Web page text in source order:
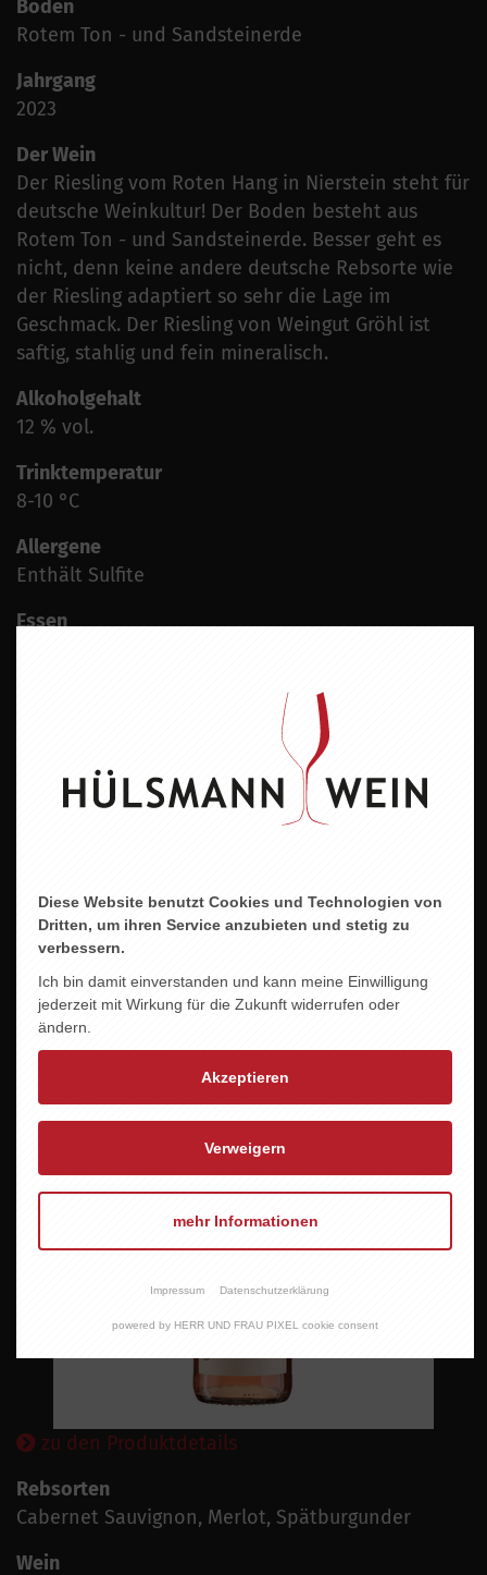
Boden
Rotem Ton - und Sandsteinerde
Jahrgang
2023
Der Wein
Der Riesling vom Roten Hang in Nierstein steht für
deutsche Weinkultur! Der Boden besteht aus
Rotem Ton - und Sandsteinerde. Besser geht es
nicht, denn keine andere deutsche Rebsorte wie
der Riesling adaptiert so sehr die Lage im
Geschmack. Der Riesling von Weingut Gröhl ist
saftig, stahlig und fein mineralisch.
Alkoholgehalt
12 % vol.
Trinktemperatur
8-10 °C
Allergene
Enthält Sulfite
Essen
zu den Produktdetails
Rebsorten
Cabernet Sauvignon, Merlot, Spätburgunder
Wein
Diese Website benutzt Cookies und Technologien von
Dritten, um ihren Service anzubieten und stetig zu
verbessern.
Ich bin damit einverstanden und kann meine Einwilligung
jederzeit mit Wirkung für die Zukunft widerrufen oder
ändern.
Akzeptieren
Verweigern
mehr Informationen
Impressum Datenschutzerklärung
powered by HERR UND FRAU PIXEL cookie consent